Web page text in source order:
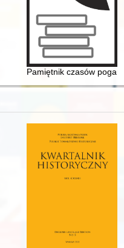
więzieniu kieleckim w latach
Pamiętnik czasów